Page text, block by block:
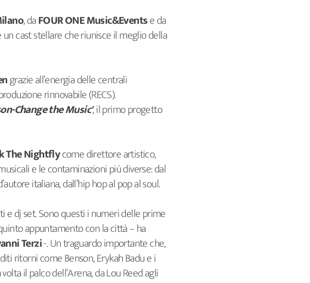
, daFOUR ONEMusic&Eventse da
cast stellare che riunisce il meglio della
grazie all’energia delle centrali
rinnovabile (RECS).
Change the Music', il primo progetto
The Nightflycome direttore artistico,
e le contaminazioni più diverse: dal
italiana, dall’hip hop al pop al soul.
e dj set. Sono questi i numeri delle prime
appuntamento con la città – ha
Terzi-. Un traguardo importante che,
ritorni come Benson, Erykah Badu e i
il palco dell’Arena, da Lou Reed agli